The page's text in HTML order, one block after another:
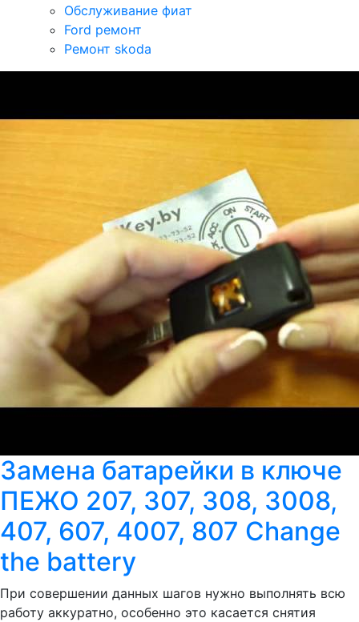
Обслуживание фиат
Ford ремонт
Ремонт skoda
Замена батарейки в ключе
ПЕЖО 207, 307, 308, 3008,
407, 607, 4007, 807 Change
the battery
При совершении данных шагов нужно выполнять всю
работу аккуратно, особенно это касается снятия